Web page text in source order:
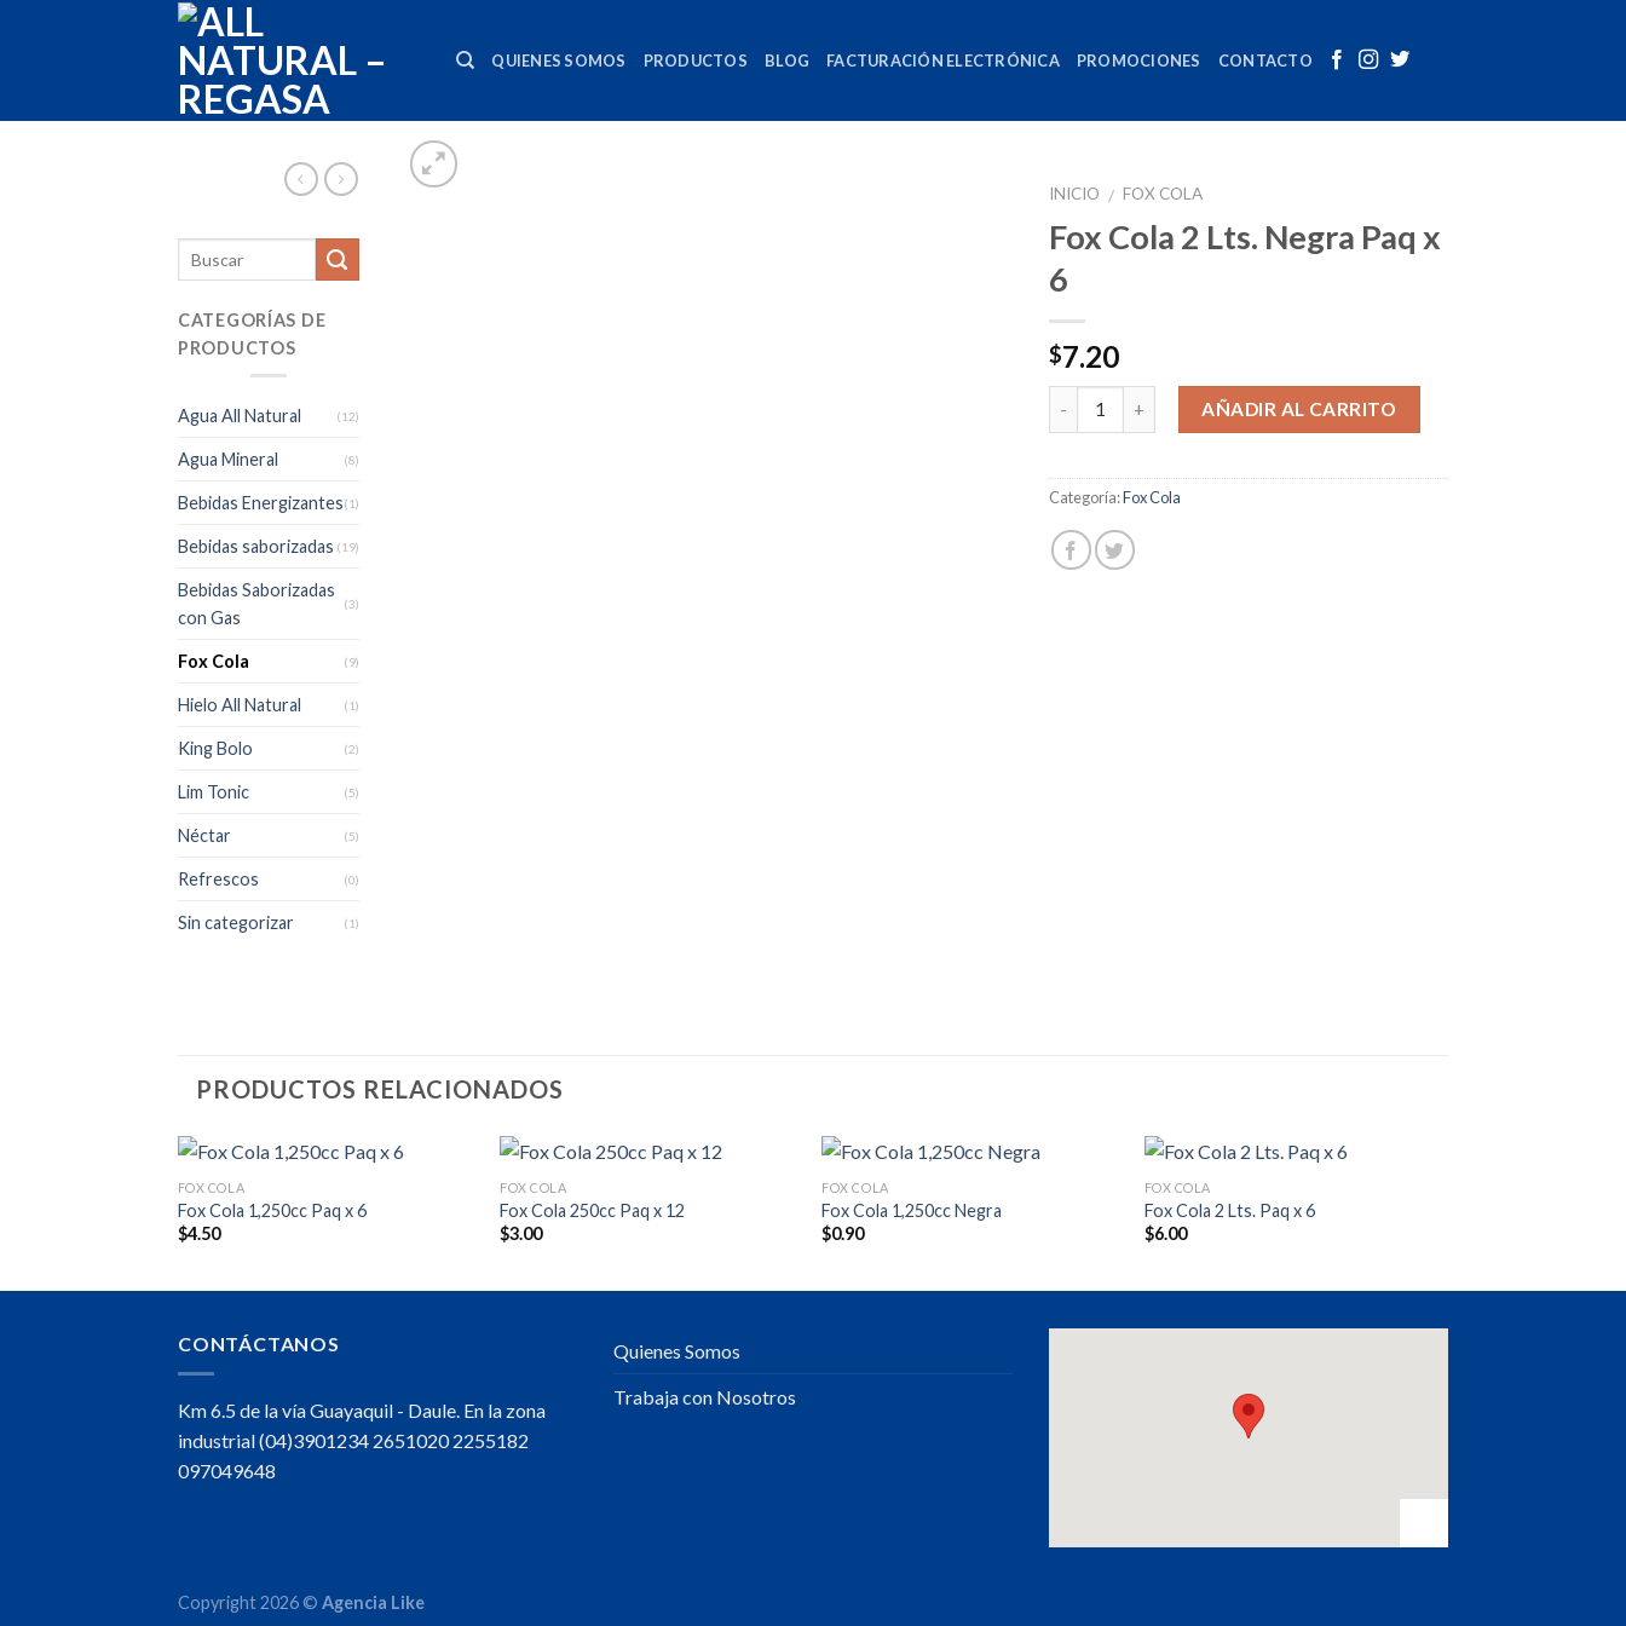
QUIENES SOMOS PRODUCTOS BLOG FACTURACIÓN ELECTRÓNICA PROMOCIONES CONTACTO
CATEGORÍAS DE
PRODUCTOS
Agua All Natural (12)
Agua Mineral (8)
Bebidas Energizantes(1)
Bebidas saborizadas (19)
Bebidas Saborizadas
con Gas
(3)
Fox Cola (9)
Hielo All Natural (1)
King Bolo (2)
Lim Tonic (5)
Néctar (5)
Refrescos (0)
Sin categorizar (1)
INICIO / FOX COLA
Fox Cola 2 Lts. Negra Paq x
6
$7.20
Cantidad AÑADIR AL CARRITO
Categoría:Fox Cola
PRODUCTOS RELACIONADOS
FOX COLA
Fox Cola 1,250cc Paq x 6
$4.50
FOX COLA
Fox Cola 250cc Paq x 12
$3.00
FOX COLA
Fox Cola 1,250cc Negra
$0.90
FOX COLA
Fox Cola 2 Lts. Paq x 6
$6.00
CONTÁCTANOS
Km 6.5 de la vía Guayaquil - Daule. En la zona
industrial (04)3901234 2651020 2255182
097049648
Quienes Somos
Trabaja con Nosotros
Copyright 2026 © Agencia Like